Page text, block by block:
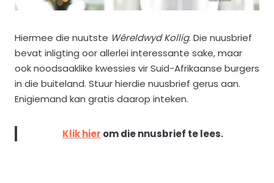
Hiermee die nuutste Wêreldwyd Kollig. Die nuusbrief
bevat inligting oor allerlei interessante sake, maar
ook noodsaaklike kwessies vir Suid-Afrikaanse burgers
in die buiteland. Stuur hierdie nuusbrief gerus aan.
Enigiemand kan gratis daarop inteken.
Klik hier om die nnusbrief te lees.